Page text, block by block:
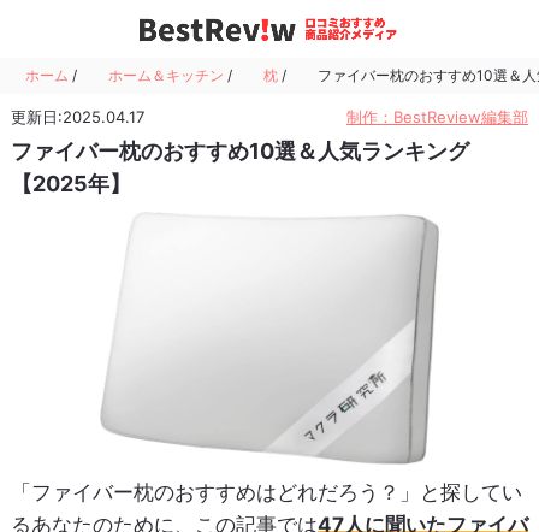
ホーム / ホーム＆キッチン / 枕 / ファイバー枕のおすすめ10選＆
更新日:2025.04.17 制作：BestReview編集部
ファイバー枕のおすすめ10選＆人気ランキング
【2025年】
「ファイバー枕のおすすめはどれだろう？」と探してい
るあなたのために、この記事では47人に聞いたファイバ